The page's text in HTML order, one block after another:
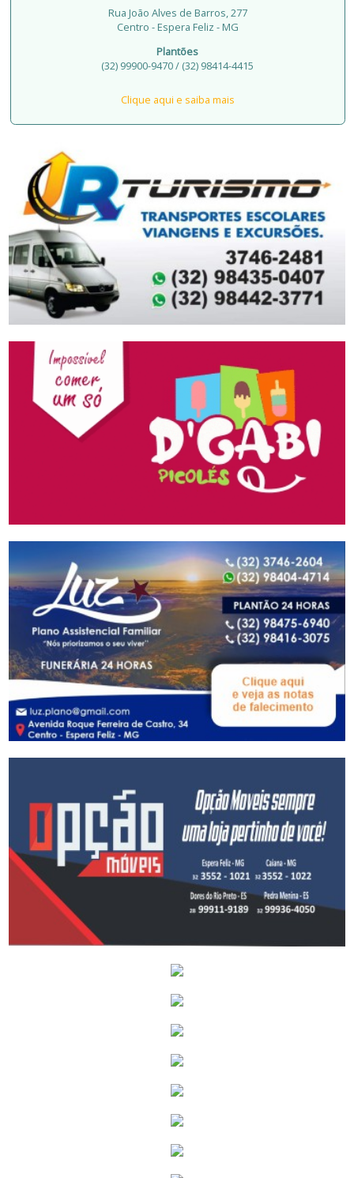
Rua João Alves de Barros, 277
Centro - Espera Feliz - MG
Plantões
(32) 99900-9470 / (32) 98414-4415
Clique aqui e saiba mais